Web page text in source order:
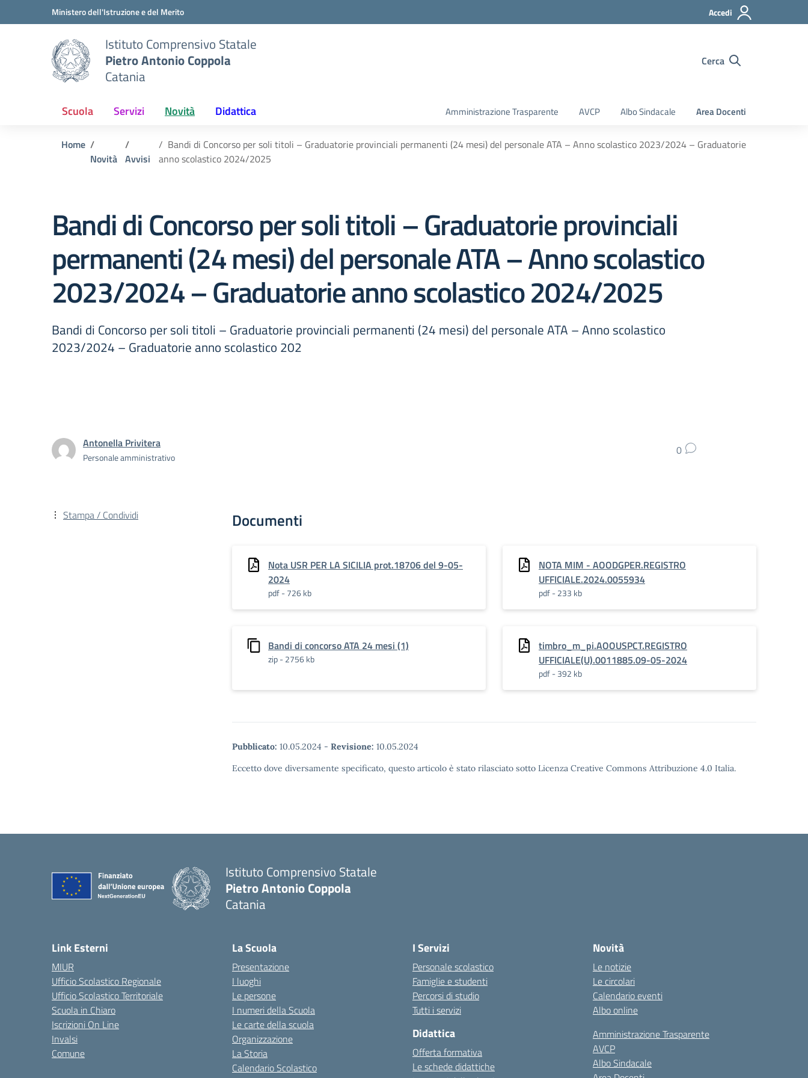
Vai ai contenuti
Vai al menu di navigazioneMinistero dell'Istruzione e del Merito Accedi
Istituto Comprensivo Statale
Pietro Antonio Coppola
Catania
Cerca
Scuola Servizi Novità Didattica Amministrazione Trasparente AVCP Albo Sindacale Area Docenti
Home
Novità Avvisi
Bandi di Concorso per soli titoli – Graduatorie provinciali permanenti (24 mesi) del personale ATA – Anno scolastico 2023/2024 – Graduatorie
anno scolastico 2024/2025
Bandi di Concorso per soli titoli – Graduatorie provinciali
permanenti (24 mesi) del personale ATA – Anno scolastico
2023/2024 – Graduatorie anno scolastico 2024/2025
Bandi di Concorso per soli titoli – Graduatorie provinciali permanenti (24 mesi) del personale ATA – Anno scolastico
2023/2024 – Graduatorie anno scolastico 202
Antonella Privitera
Personale amministrativo 0
Documenti
Nota USR PER LA SICILIA prot.18706 del 9-05-
2024
pdf - 726 kb
NOTA MIM - AOODGPER.REGISTRO
UFFICIALE.2024.0055934
pdf - 233 kb
Bandi di concorso ATA 24 mesi (1)
zip - 2756 kb
timbro_m_pi.AOOUSPCT.REGISTRO
UFFICIALE(U).0011885.09-05-2024
pdf - 392 kb
Pubblicato: 10.05.2024 - Revisione: 10.05.2024
Eccetto dove diversamente specificato, questo articolo è stato rilasciato sotto Licenza Creative Commons Attribuzione 4.0 Italia.
Stampa / Condividi
Istituto Comprensivo Statale
Pietro Antonio Coppola
Catania
Link Esterni
MIUR
Ufficio Scolastico Regionale
Ufficio Scolastico Territoriale
Scuola in Chiaro
Iscrizioni On Line
Invalsi
Comune
La Scuola
Presentazione
I luoghi
Le persone
I numeri della Scuola
Le carte della scuola
Organizzazione
La Storia
Calendario Scolastico
I Servizi
Personale scolastico
Famiglie e studenti
Percorsi di studio
Tutti i servizi
Didattica
Offerta formativa
Le schede didattiche
Novità
Le notizie
Le circolari
Calendario eventi
Albo online
Amministrazione Trasparente
AVCP
Albo Sindacale